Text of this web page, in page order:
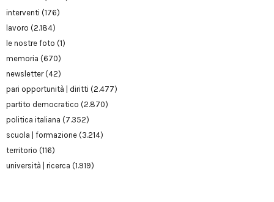
interventi (176)
lavoro (2.184)
le nostre foto (1)
memoria (670)
newsletter(42)
pari opportunità | diritti (2.477)
partito democratico (2.870)
politica italiana (7.352)
scuola | formazione (3.214)
territorio (116)
università | ricerca (1.919)